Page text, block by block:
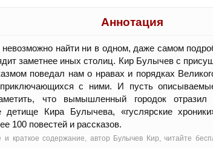
Аннотация
найти ни в одном, даже самом
заметнее иных столиц. Кир Булычев с
поведал нам о нравах и порядках
с ними. И пусть
что вымышленный городок
детище Кира Булычева, «гуслярские
100 повестей и рассказов.
краткое содержание, автор Булычев Кир, читайте